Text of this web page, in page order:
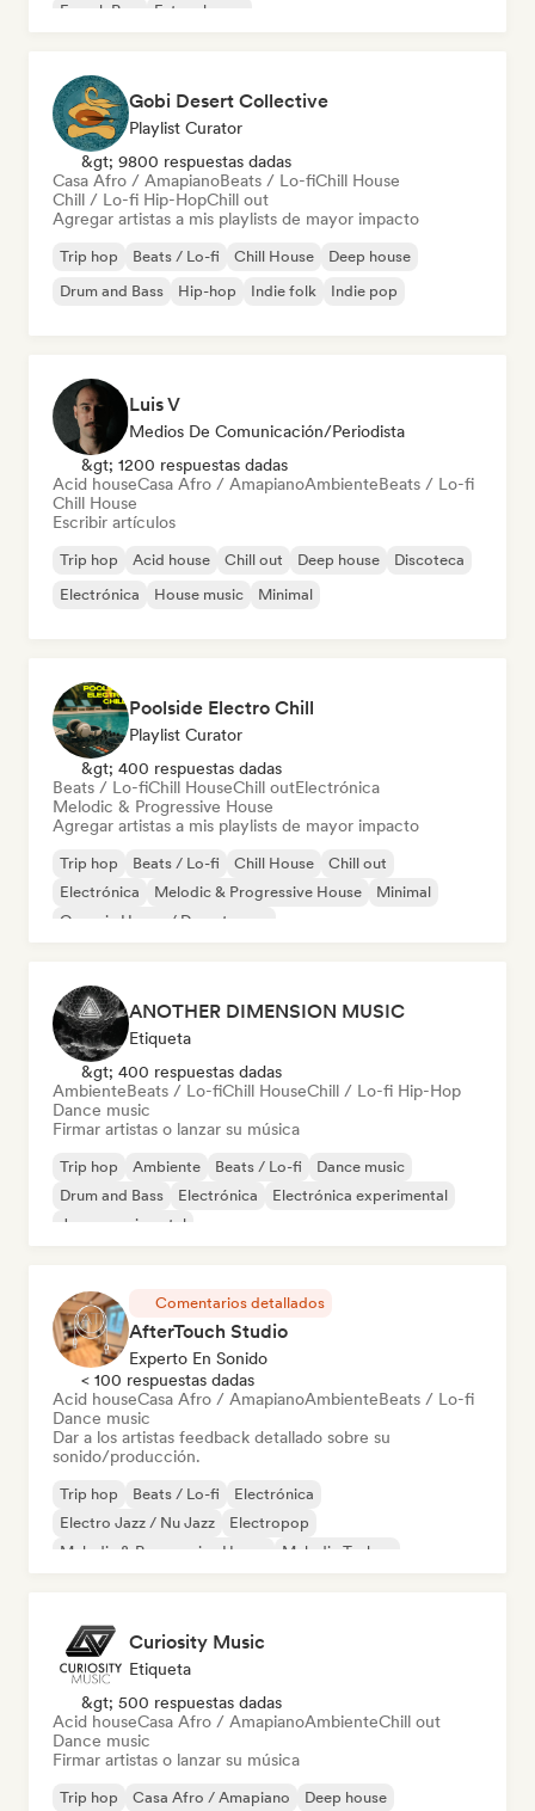
French Pop
Future house
Gobi Desert Collective
Playlist Curator
&gt; 9800 respuestas dadas
Casa Afro / AmapianoBeats / Lo-fiChill House
Chill / Lo-fi Hip-HopChill out
Agregar artistas a mis playlists de mayor impacto
Trip hop Beats / Lo-fi Chill House
Deep house
Drum and Bass
Hip-hop Indie folk Indie pop
Luis V
Medios De Comunicación/Periodista
&gt; 1200 respuestas dadas
Acid houseCasa Afro / AmapianoAmbienteBeats / Lo-fi
Chill House
Escribir artículos
Trip hop Acid house Chill out Deep house
Discoteca
Electrónica
House music Minimal
Poolside Electro Chill
Playlist Curator
&gt; 400 respuestas dadas
Beats / Lo-fiChill HouseChill outElectrónica
Melodic & Progressive House
Agregar artistas a mis playlists de mayor impacto
Trip hop Beats / Lo-fi Chill House
Chill out
Electrónica
Melodic & Progressive House
Minimal
Organic House / Downtempo
ANOTHER DIMENSION MUSIC
Etiqueta
&gt; 400 respuestas dadas
AmbienteBeats / Lo-fiChill HouseChill / Lo-fi Hip-Hop
Dance music
Firmar artistas o lanzar su música
Trip hop Ambiente Beats / Lo-fi
Dance music
Drum and Bass
Electrónica
Electrónica experimental
Jazz experimental
Comentarios detallados
AfterTouch Studio
Experto En Sonido
< 100 respuestas dadas
Acid houseCasa Afro / AmapianoAmbienteBeats / Lo-fi
Dance music
Dar a los artistas feedback detallado sobre su
sonido/producción.
Trip hop Beats / Lo-fi
Electrónica
Electro Jazz / Nu Jazz
Electropop
Melodic & Progressive House
Melodic Techno
Curiosity Music
Etiqueta
&gt; 500 respuestas dadas
Acid houseCasa Afro / AmapianoAmbienteChill out
Dance music
Firmar artistas o lanzar su música
Trip hop Casa Afro / Amapiano Deep house